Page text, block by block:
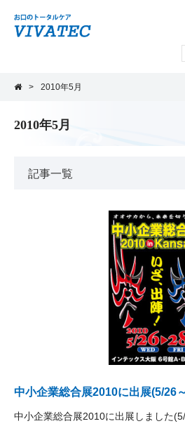
> 2010年5月
2010年5月
記事一覧
中小企業総合展2010に出展(5/26
中小企業総合展2010に出展しました